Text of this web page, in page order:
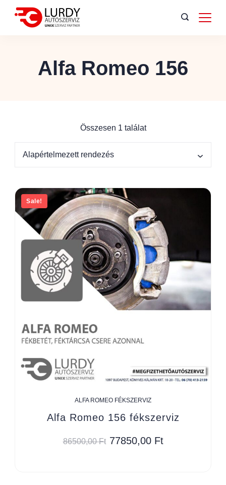
Alfa Romeo 156
Összesen 1 találat
Sale!
ALFA ROMEO FÉKSZERVIZ
Alfa Romeo 156 fékszerviz
86500,00Ft 77850,00 Ft